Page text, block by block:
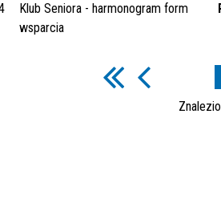
Klub Seniora - harmonogram form
wsparcia